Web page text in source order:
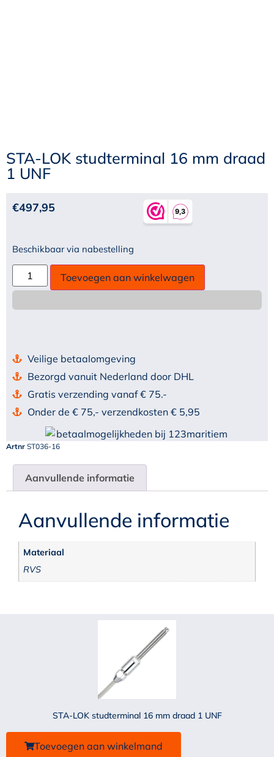
STA-LOK studterminal 16 mm draad
1 UNF
€497,95
Beschikbaar via nabestelling
Toevoegen aan winkelwagen
Veilige betaalomgeving
Bezorgd vanuit Nederland door DHL
Gratis verzending vanaf € 75.-
Onder de € 75,- verzendkosten € 5,95
Artnr ST036-16
Aanvullende informatie
Aanvullende informatie
Materiaal
RVS
STA-LOK studterminal 16 mm draad 1 UNF
Toevoegen aan winkelmand